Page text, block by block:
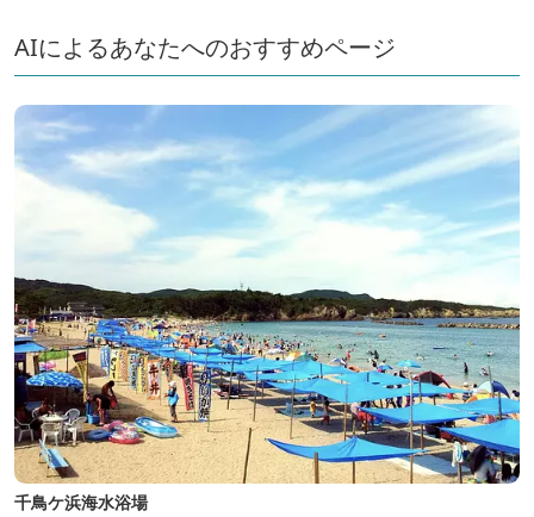
AIによるあなたへのおすすめページ
千鳥ケ浜海水浴場